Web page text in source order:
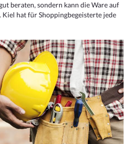
beraten, sondern kann die Ware auf
hat für Shoppingbegeisterte jede